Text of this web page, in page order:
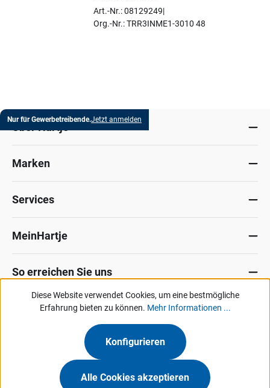
Art.-Nr.: 08129249
Org.-Nr.: TRR3INME1-3010 48
Nur für Gewerbetreibende.Jetzt anmelden
Marken
Services
MeinHartje
So erreichen Sie uns
Datenschutz ImpressumAllg. Verkaufsbedingungen
KontaktHinweisgeber-Portal
Unsere Angebote & Services richten sich ausschließlich an Industrie, Handel,
Hermann Hartje KG • Deichstraße 120-122 • 27318 Hoya
Diese Website verwendet Cookies, um eine bestmögliche
Erfahrung bieten zu können. Mehr Informationen ...
Konfigurieren
Alle Cookies akzeptieren